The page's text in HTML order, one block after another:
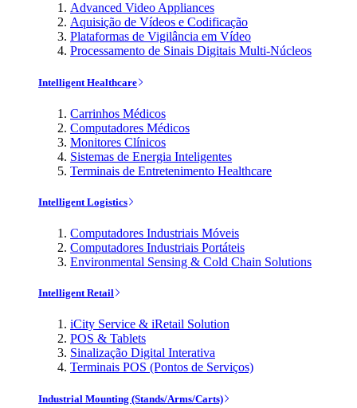
Advanced Video Appliances
Aquisição de Vídeos e Codificação
Plataformas de Vigilância em Vídeo
Processamento de Sinais Digitais Multi-Núcleos
Intelligent Healthcare
Carrinhos Médicos
Computadores Médicos
Monitores Clínicos
Sistemas de Energia Inteligentes
Terminais de Entretenimento Healthcare
Intelligent Logistics
Computadores Industriais Móveis
Computadores Industriais Portáteis
Environmental Sensing & Cold Chain Solutions
Intelligent Retail
iCity Service & iRetail Solution
POS & Tablets
Sinalização Digital Interativa
Terminais POS (Pontos de Serviços)
Industrial Mounting (Stands/Arms/Carts)